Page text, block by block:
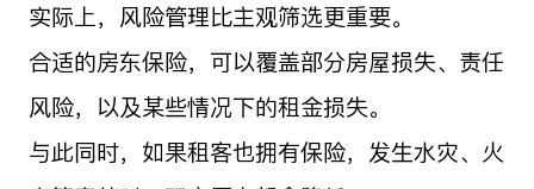
实际上，风险管理比主观筛选更重要。
合适的房东保险，可以覆盖部分房屋损失、责任
风险，以及某些情况下的租金损失。
与此同时，如果租客也拥有保险，发生水灾、火